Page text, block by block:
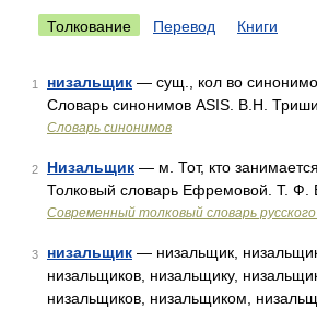
Толкование Перевод Книги
1 низальщик — сущ., кол во
Словарь синонимов ASIS. В.Н.
Словарь синонимов
2 Низальщик — м. Тот, кто
Толковый словарь Ефремовой. Т. Ф.
Современный толковый словарь
3 низальщик — низальщик,
низальщиков, низальщику,
низальщиков, низальщиком,